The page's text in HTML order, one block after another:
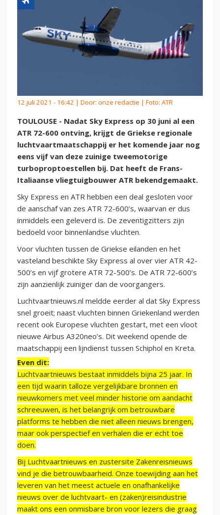
12 juli 2021 - 16:42 | Door: onze redactie | Foto: ATR
TOULOUSE - Nadat Sky Express op 30 juni al een
ATR 72-600 ontving, krijgt de Griekse regionale
luchtvaartmaatschappij er het komende jaar nog
eens vijf van deze zuinige tweemotorige
turboproptoestellen bij. Dat heeft de Frans-
Italiaanse vliegtuigbouwer ATR bekendgemaakt.
Sky Express en ATR hebben een deal gesloten voor
de aanschaf van zes ATR 72-600’s, waarvan er dus
inmiddels een geleverd is. De zeventigzitters zijn
bedoeld voor binnenlandse vluchten.
Voor vluchten tussen de Griekse eilanden en het
vasteland beschikte Sky Express al over vier ATR 42-
500’s en vijf grotere ATR 72-500’s. De ATR 72-600’s
zijn aanzienlijk zuiniger dan de voorgangers.
Luchtvaartnieuws.nl meldde eerder al dat Sky Express
snel groeit; naast vluchten binnen Griekenland werden
recent ook Europese vluchten gestart, met een vloot
nieuwe Airbus A320neo’s. Dit weekend opende de
maatschappij een lijndienst tussen Schiphol en Kreta.
Even dit:
Luchtvaartnieuws bestaat inmiddels bijna 25 jaar. In
een tijd waarin talloze vergelijkbare bronnen en
nieuwkomers met veel minder historie om aandacht
schreeuwen, is het belangrijk om betrouwbare
platforms te hebben die niet alleen nieuws brengen,
maar ook perspectief en verhalen die er echt toe
doen.
Bij Luchtvaartnieuws en zustersite Zakenreisnieuws
vind je die betrouwbaarheid. Onze toewijding aan het
leveren van het meest actuele en onafhankelijke
nieuws over de luchtvaart- en (zaken)reisindustrie
maakt ons een onmisbare bron voor lezers die graag